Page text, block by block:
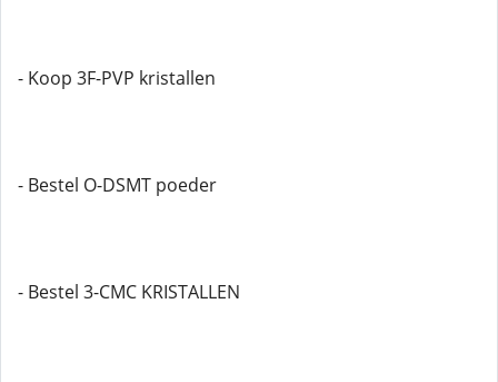
- Koop 3F-PVP kristallen
- Bestel O-DSMT poeder
- Bestel 3-CMC KRISTALLEN